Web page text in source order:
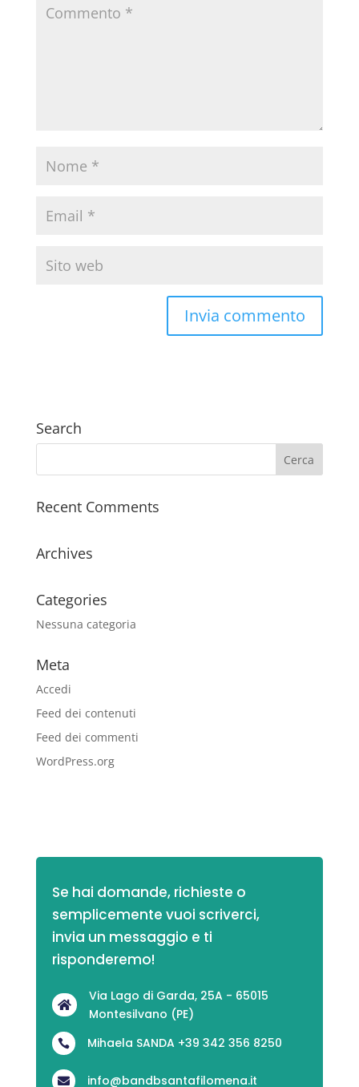
Search
Recent Comments
Archives
Categories
Nessuna categoria
Meta
Accedi
Feed dei contenuti
Feed dei commenti
WordPress.org
Se hai domande, richieste o
semplicemente vuoi scriverci,
invia un messaggio e ti
risponderemo!

Via Lago di Garda, 25A - 65015
Montesilvano (PE)
 Mihaela SANDA +39 342 356 8250
 info@bandbsantafilomena.it